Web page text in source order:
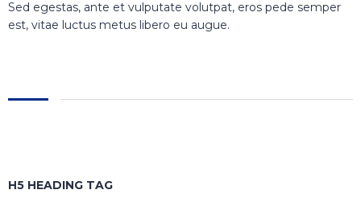
Sed egestas, ante et vulputate volutpat, eros pede semper
est, vitae luctus metus libero eu augue.
H5 HEADING TAG